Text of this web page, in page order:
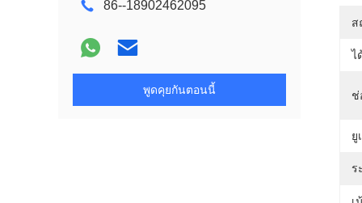
86--18902462095
พูดคุยกันตอนนี้
ส
ไ
ช่
ยู
ร